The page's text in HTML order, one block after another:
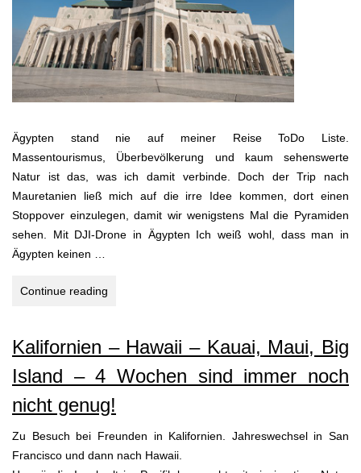
Ägypten stand nie auf meiner Reise ToDo Liste.
Massentourismus, Überbevölkerung und kaum sehenswerte
Natur ist das, was ich damit verbinde. Doch der Trip nach
Mauretanien ließ mich auf die irre Idee kommen, dort einen
Stoppover einzulegen, damit wir wenigstens Mal die Pyramiden
sehen. Mit DJI-Drone in Ägypten Ich weiß wohl, dass man in
Ägypten keinen …
Continue reading
Casablanca
Überraschung
Kalifornien – Hawaii – Kauai, Maui, Big
Island – 4 Wochen sind immer noch
nicht genug!
Zu Besuch bei Freunden in Kalifornien. Jahreswechsel in San
Francisco und dann nach Hawaii.